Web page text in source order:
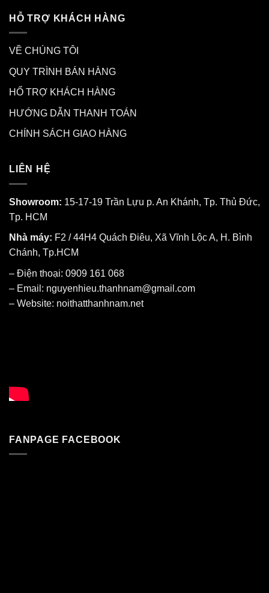
HỖ TRỢ KHÁCH HÀNG
VỀ CHÚNG TÔI
QUY TRÌNH BÁN HÀNG
HỔ TRỢ KHÁCH HÀNG
HƯỚNG DẪN THANH TOÁN
CHÍNH SÁCH GIAO HÀNG
LIÊN HỆ
Showroom: 15-17-19 Trần Lựu p. An Khánh, Tp. Thủ Đức,
Tp. HCM
Nhà máy: F2 / 44H4 Quách Điêu, Xã Vĩnh Lộc A, H. Bình
Chánh, Tp.HCM
– Điện thoại: 0909 161 068
– Email: nguyenhieu.thanhnam@gmail.com
– Website: noithatthanhnam.net
FANPAGE FACEBOOK